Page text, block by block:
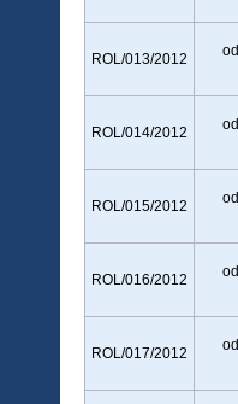
ROL/013/2012
ROL/014/2012
ROL/015/2012
ROL/016/2012
ROL/017/2012